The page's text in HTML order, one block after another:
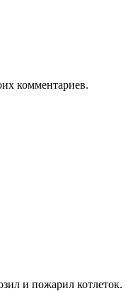
комментариев.
и пожарил котлеток.